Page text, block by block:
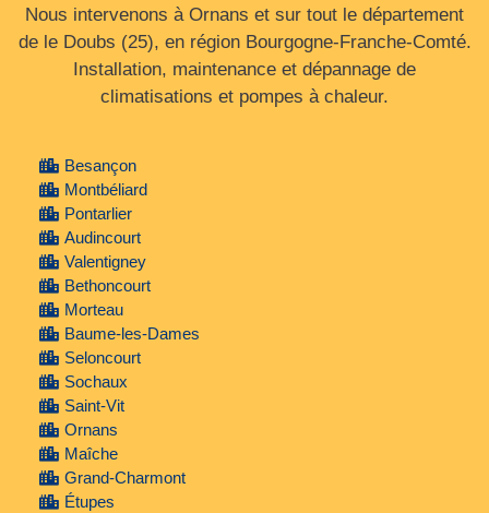
Nous intervenons à Ornans et sur tout le département
de le Doubs (25), en région Bourgogne‑Franche‑Comté.
Installation, maintenance et dépannage de
climatisations et pompes à chaleur.
Besançon
Montbéliard
Pontarlier
Audincourt
Valentigney
Bethoncourt
Morteau
Baume-les-Dames
Seloncourt
Sochaux
Saint-Vit
Ornans
Maîche
Grand-Charmont
Étupes